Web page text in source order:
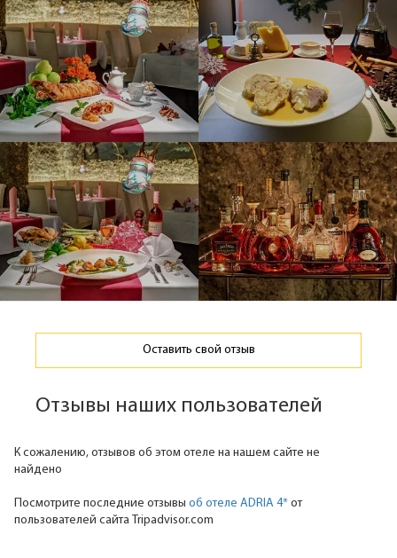
Оставить свой отзыв
Отзывы наших пользователей
К сожалению, отзывов об этом отеле на нашем сайте не
найдено
Посмотрите последние отзывы об отеле ADRIA 4* от
пользователей сайта Tripadvisor.com